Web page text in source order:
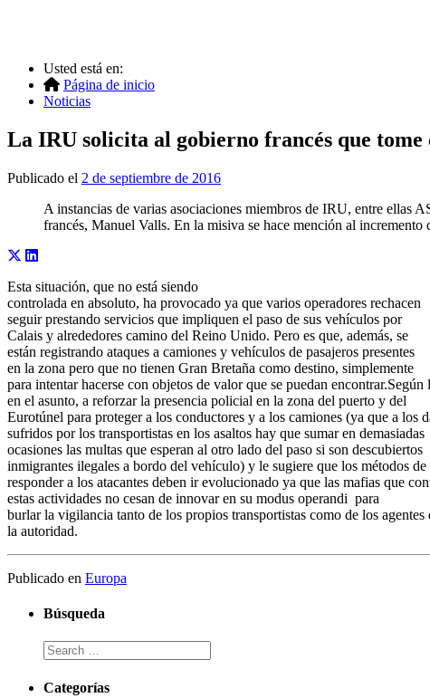
Usted está en:
Página de inicio
Noticias
La IRU solicita al gobierno francés que tome
Publicado el 2 de septiembre de 2016
A instancias de varias asociaciones miembros de IRU, entre ellas
francés, Manuel Valls. En la misiva se hace mención al
Esta situación, que no está siendo
controlada en absoluto, ha provocado ya que varios operadores rechacen
seguir prestando servicios que impliquen el paso de sus vehículos por
Calais y alrededores camino del Reino Unido. Pero es que, además, se
están registrando ataques a camiones y vehículos de pasajeros presentes
en la zona pero que no tienen Gran Bretaña como destino, simplemente
para intentar hacerse con objetos de valor que se puedan
en el asunto, a reforzar la presencia policial en la zona del puerto y del
Eurotúnel para proteger a los conductores y a los camiones (ya que a los
sufridos por los transportistas en los asaltos hay que sumar en demasiadas
ocasiones las multas que esperan al otro lado del paso si son descubiertos
inmigrantes ilegales a bordo del vehículo) y le sugiere que los métodos de
responder a los atacantes deben ir evolucionado ya que las mafias que
estas actividades no cesan de innovar en su modus operandi para
burlar la vigilancia tanto de los propios transportistas como de los agentes
la autoridad.
Publicado en Europa
Búsqueda
Categorías